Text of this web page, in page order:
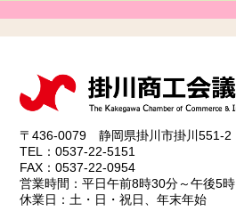
〒436-0079 静岡県掛川市掛川551-2
TEL：0537-22-5151
FAX：0537-22-0954
営業時間：平日午前8時30分～午後5時
休業日：土・日・祝日、年末年始